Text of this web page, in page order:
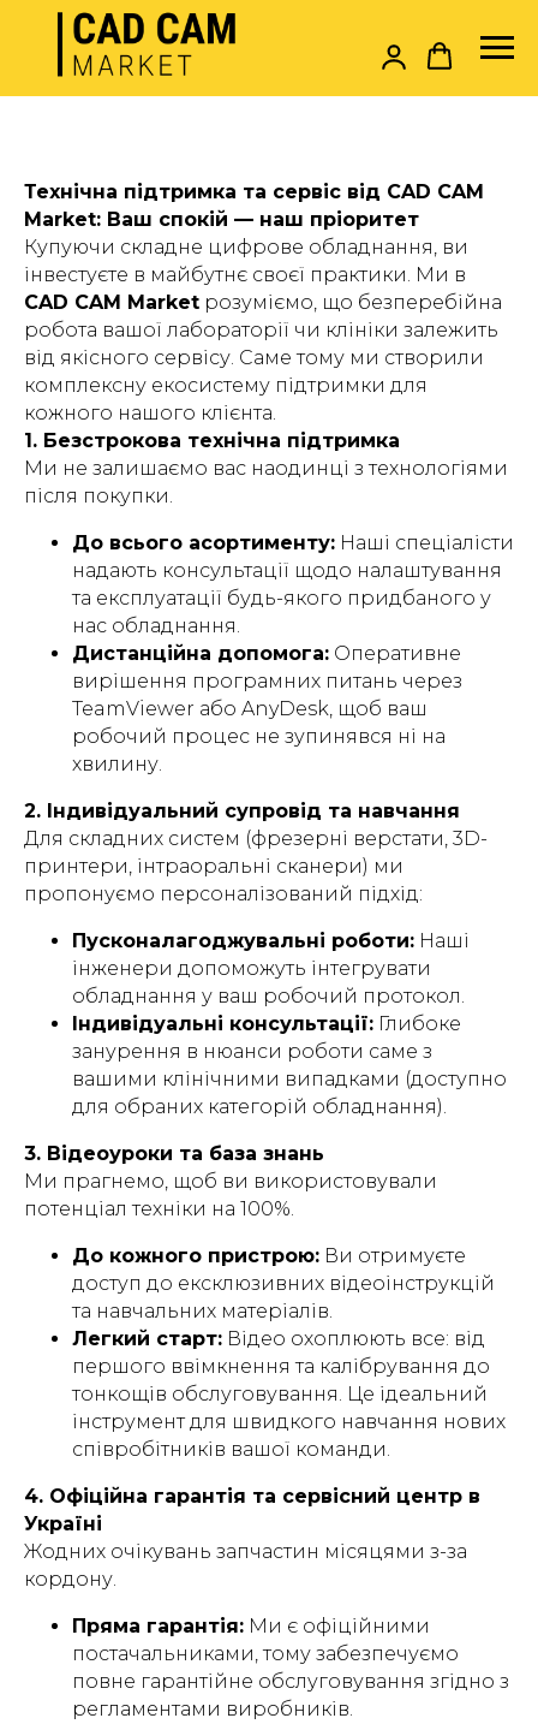
Технічна підтримка та сервіс від CAD CAM
Market: Ваш спокій — наш пріоритет
Купуючи складне цифрове обладнання, ви
інвестуєте в майбутнє своєї практики. Ми в
CAD CAM Market розуміємо, що безперебійна
робота вашої лабораторії чи клініки залежить
від якісного сервісу. Саме тому ми створили
комплексну екосистему підтримки для
кожного нашого клієнта.
1. Безстрокова технічна підтримка
Ми не залишаємо вас наодинці з технологіями
після покупки.
До всього асортименту: Наші спеціалісти
надають консультації щодо налаштування
та експлуатації будь-якого придбаного у
нас обладнання.
Дистанційна допомога: Оперативне
вирішення програмних питань через
TeamViewer або AnyDesk, щоб ваш
робочий процес не зупинявся ні на
хвилину.
2. Індивідуальний супровід та навчання
Для складних систем (фрезерні верстати, 3D-
принтери, інтраоральні сканери) ми
пропонуємо персоналізований підхід:
Пусконалагоджувальні роботи: Наші
інженери допоможуть інтегрувати
обладнання у ваш робочий протокол.
Індивідуальні консультації: Глибоке
занурення в нюанси роботи саме з
вашими клінічними випадками (доступно
для обраних категорій обладнання).
3. Відеоуроки та база знань
Ми прагнемо, щоб ви використовували
потенціал техніки на 100%.
До кожного пристрою: Ви отримуєте
доступ до ексклюзивних відеоінструкцій
та навчальних матеріалів.
Легкий старт: Відео охоплюють все: від
першого ввімкнення та калібрування до
тонкощів обслуговування. Це ідеальний
інструмент для швидкого навчання нових
співробітників вашої команди.
4. Офіційна гарантія та сервісний центр в
Україні
Жодних очікувань запчастин місяцями з-за
кордону.
Пряма гарантія: Ми є офіційними
постачальниками, тому забезпечуємо
повне гарантійне обслуговування згідно з
регламентами виробників.